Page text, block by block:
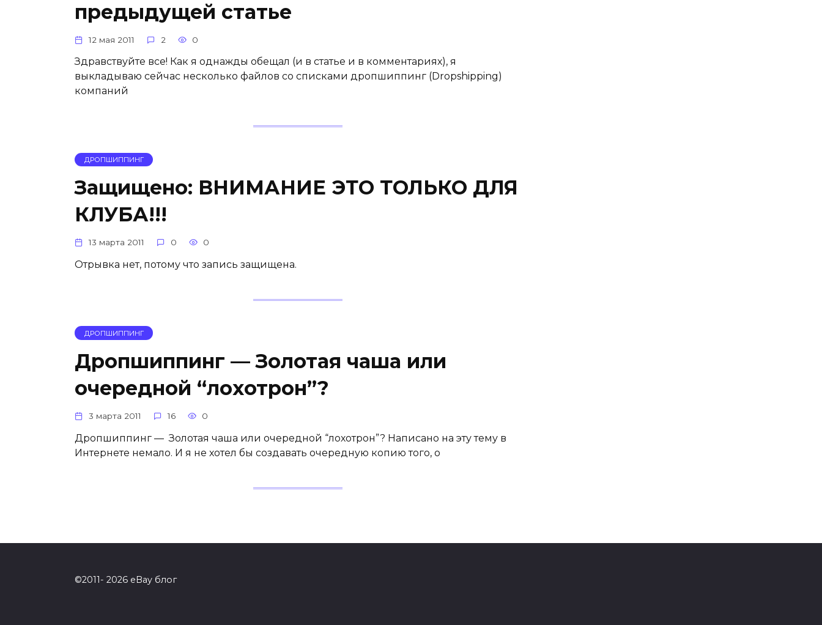
предыдущей статье
12 мая 2011 2 0
Здравствуйте все! Как я однажды обещал (и в статье и в комментариях), я
выкладываю сейчас несколько файлов со списками дропшиппинг (Dropshipping)
компаний
ДРОПШИППИНГ
Защищено: ВНИМАНИЕ ЭТО ТОЛЬКО ДЛЯ
КЛУБА!!!
13 марта 2011 0 0
Отрывка нет, потому что запись защищена.
ДРОПШИППИНГ
Дропшиппинг — Золотая чаша или
очередной “лохотрон”?
3 марта 2011 16 0
Дропшиппинг — Золотая чаша или очередной “лохотрон”? Написано на эту тему в
Интернете немало. И я не хотел бы создавать очередную копию того, о
©2011- 2026 eBay блог